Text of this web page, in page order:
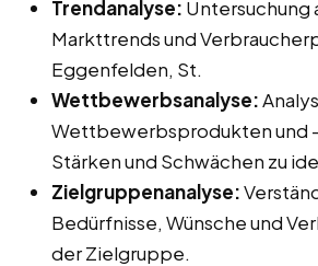
Trendanalyse: Untersuchung
Markttrends und
Eggenfelden, St.
Wettbewerbsanalyse:
Wettbewerbsprodukten und
Stärken und Schwächen zu
Zielgruppenanalyse:
Bedürfnisse, Wünsche und
der Zielgruppe.